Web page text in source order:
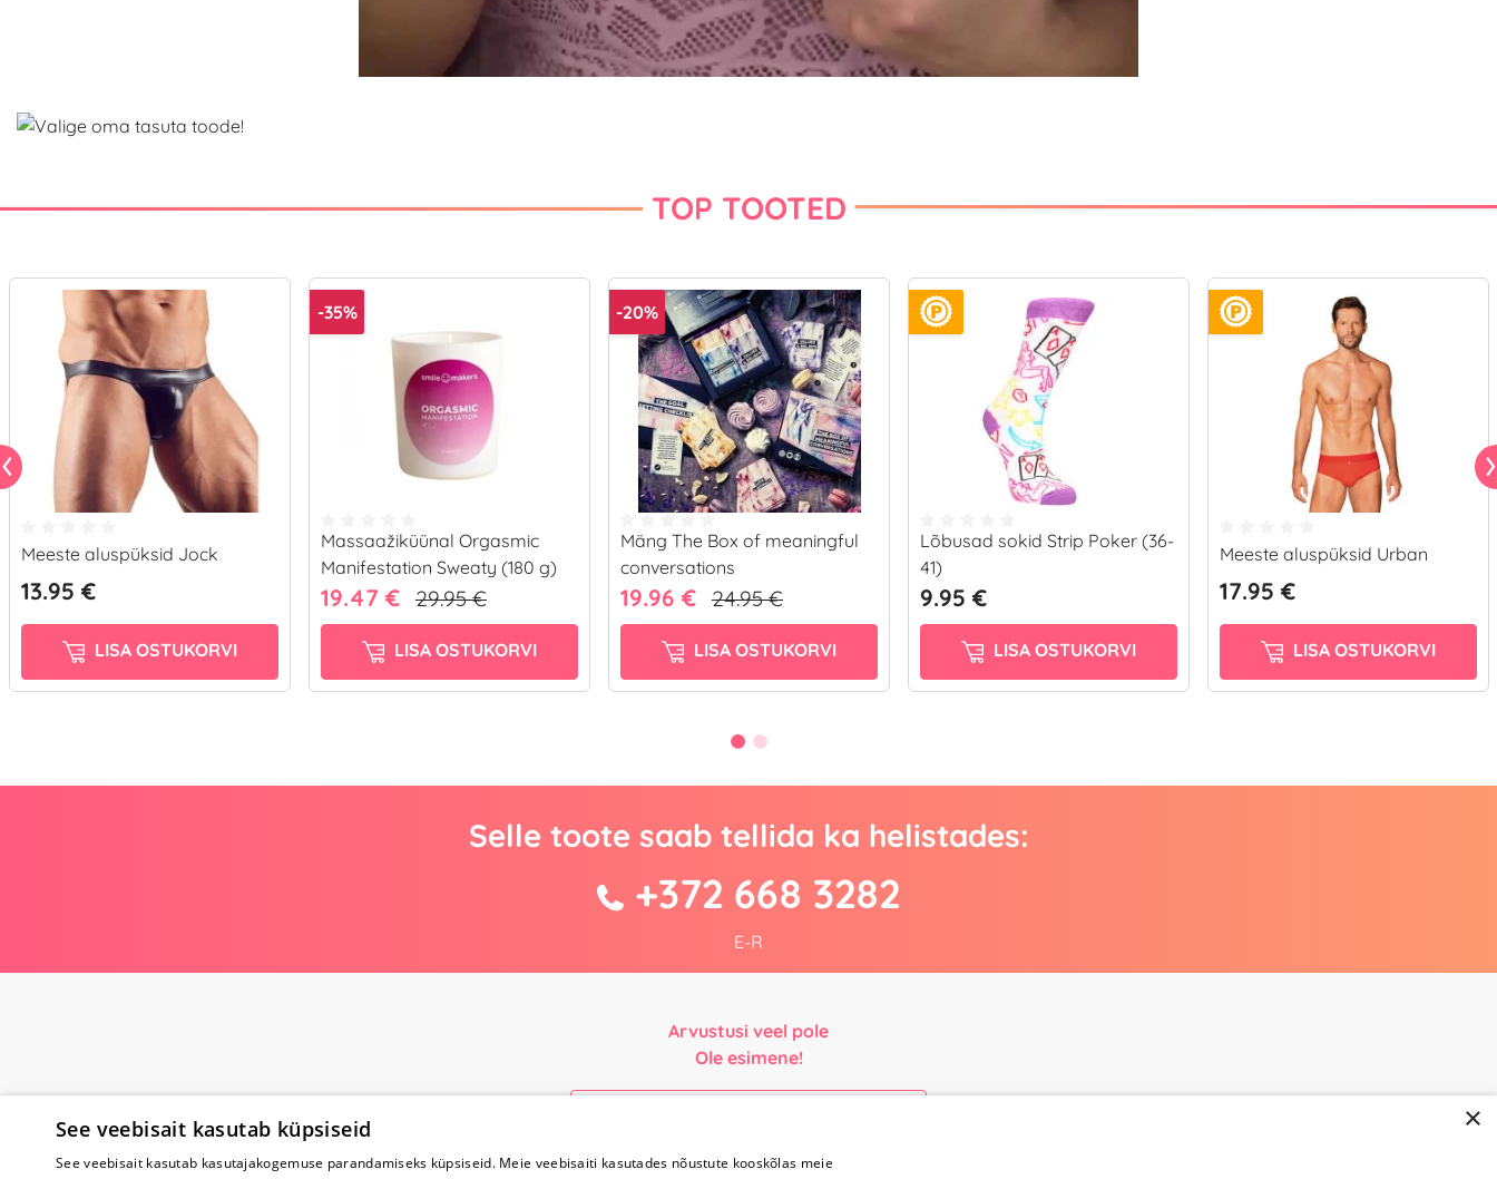
TOP TOOTED
Meeste aluspüksid Jock
13.95 €
LISA OSTUKORVI
-35%
Massaažiküünal Orgasmic
Manifestation Sweaty (180 g)
19.47 € 29.95 €
LISA OSTUKORVI
-20%
Mäng The Box of meaningful
conversations
19.96 € 24.95 €
LISA OSTUKORVI
Lõbusad sokid Strip Poker (36-
41)
9.95 €
LISA OSTUKORVI
Meeste aluspüksid Urban
17.95 €
LISA OSTUKORVI
Selle toote saab tellida ka helistades:
+372 668 3282
E-R
Arvustusi veel pole
Ole esimene!
×
See veebisait kasutab küpsiseid
See veebisait kasutab kasutajakogemuse parandamiseks küpsiseid. Meie veebisaiti kasutades nõustute kooskõlas meie